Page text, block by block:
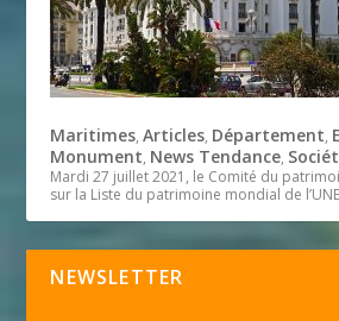
Maritimes,Articles, Département,
Monument, News Tendance,
Mardi 27 juillet 2021, le Comité du
sur la Liste du patrimoine mondial de
NEWSLETTER